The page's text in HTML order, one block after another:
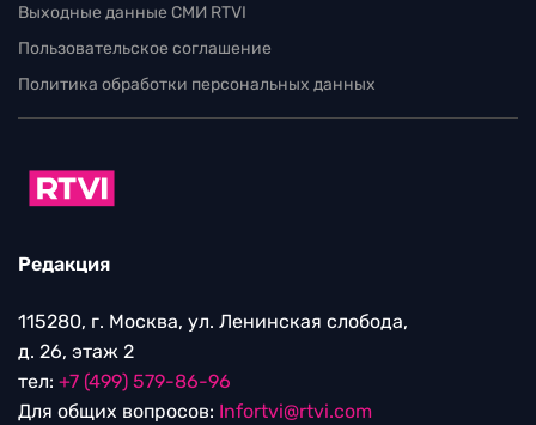
Выходные данные СМИ RTVI
Пользовательское соглашение
Политика обработки персональных данных
Редакция
115280, г. Москва, ул. Ленинская слобода,
д. 26, этаж 2
тел: +7 (499) 579-86-96
Для общих вопросов: Infortvi@rtvi.com